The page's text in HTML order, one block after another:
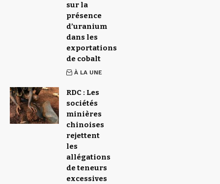
sur la
présence
d’uranium
dans les
exportations
de cobalt
À LA UNE
RDC : Les
sociétés
minières
chinoises
rejettent
les
allégations
de teneurs
excessives